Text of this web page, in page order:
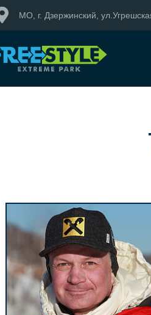
МО, г. Дзержинский,